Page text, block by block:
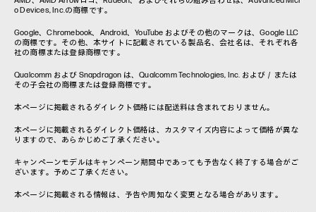
o Devices, Inc.の商標です。
Google、Chromebook、Android、YouTube およびその他のマークは、Google LLC
の商標です。その他、本サイトに記載されている製品名、会社名は、それぞれ各
社の商標または登録商標です。
Qualcomm および Snapdragon は、Qualcomm Technologies, Inc. および／または
その子会社の商標または登録商標です。
本ページに掲載されるダイレクト価格には配送料は含まれておりません。
本ページに掲載されるダイレクト価格は、カスタマイズ内容によって価格が異な
りますので、あらかじめご了承ください。
キャンペーンモデルはキャンペーン期間中であっても予告なく終了する場合がご
ざいます。予めご了承ください。
本ページに掲載される情報は、予告や周知なく変更となる場合があります。